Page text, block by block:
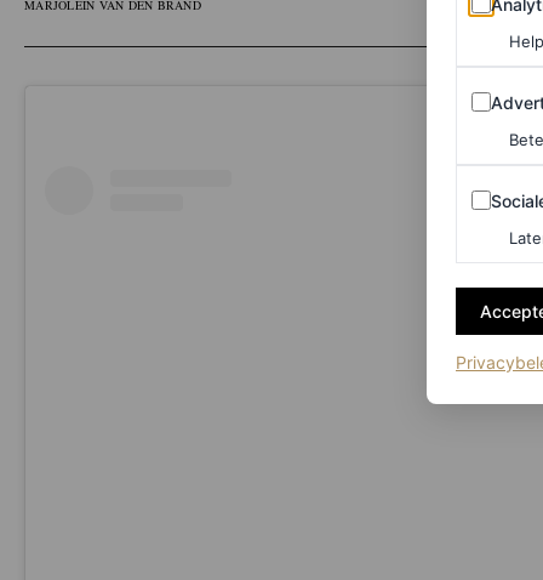
MARJOLEIN VAN DEN BRAND
Sociale